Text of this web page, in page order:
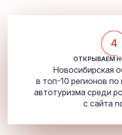
4
ОТКРЫВАЕМ
Новосибирская
в топ-10 регионов
автотуризма среди
с сайта